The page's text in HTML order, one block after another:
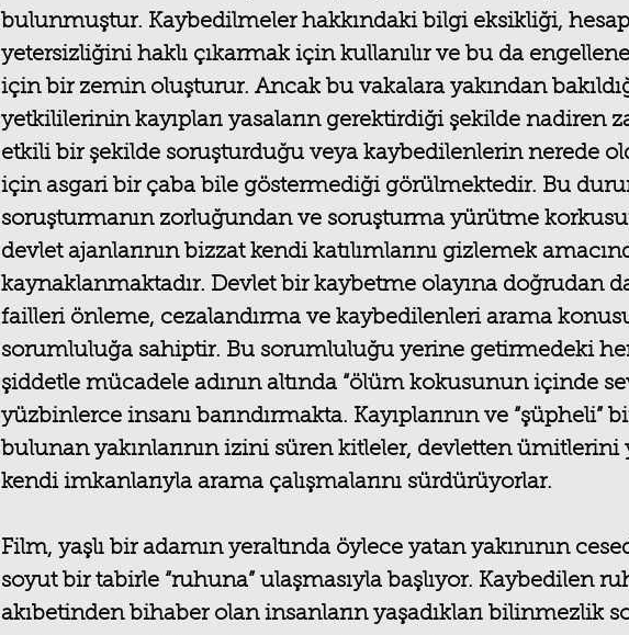
bulunmuştur. Kaybedilmeler hakkındaki bilgi eksikliği,
yetersizliğini haklı çıkarmak için kullanılır ve bu da
için bir zemin oluşturur. Ancak bu vakalara yakından
yetkililerinin kayıpları yasaların gerektirdiği şekilde nadiren
etkili bir şekilde soruşturduğu veya kaybedilenlerin nerede
için asgari bir çaba bile göstermediği görülmektedir. Bu
soruşturmanın zorluğundan ve soruşturma yürütme
devlet ajanlarının bizzat kendi katılımlarını gizlemek
kaynaklanmaktadır. Devlet bir kaybetme olayına doğrudan
failleri önleme, cezalandırma ve kaybedilenleri arama
sorumluluğa sahiptir. Bu sorumluluğu yerine getirmedeki
şiddetle mücadele adının altında “ölüm kokusunun içinde
yüzbinlerce insanı barındırmakta. Kayıplarının ve “şüpheli”
bulunan yakınlarının izini süren kitleler, devletten
kendi imkanlarıyla arama çalışmalarını sürdürüyorlar.
Film, yaşlı bir adamın yeraltında öylece yatan yakınının
soyut bir tabirle “ruhuna” ulaşmasıyla başlıyor. Kaybedilen
akıbetinden bihaber olan insanların yaşadıkları bilinmezlik